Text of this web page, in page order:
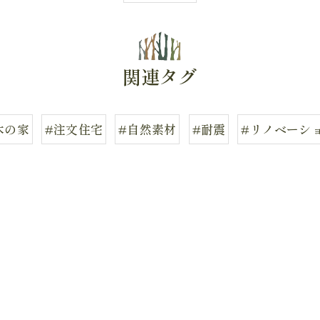
関連タグ
家 #注文住宅 #自然素材 #耐震 #リノベーシ